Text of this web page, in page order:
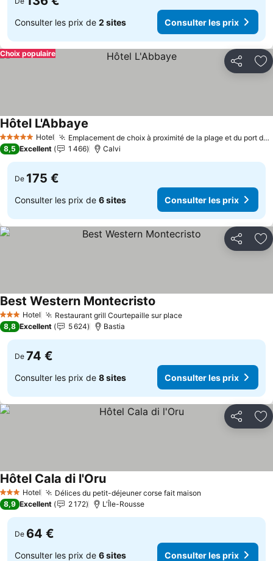
Consulter les prix de 2 sites Consulter les prix
Partager
Choix populaire
5 Étoiles Hotel Emplacement de choix à proximité de la plage et du port de plaisance
Hôtel L'Abbaye
8,5 Excellent 1 466 Calvi
De 175 €
Consulter les prix de 6 sites Consulter les prix
Partager
3 ÉtoilesHotel Restaurant grill Courtepaille sur placeConsulter les prix
Best Western Montecristo
8,8 Excellent 5 624 Bastia
De 74 €
Consulter les prix de 8 sites Consulter les prix
Partager
3 ÉtoilesHotel Délices du petit-déjeuner corse fait maison
Hôtel Cala di l'OruConsulter les prix
8,9 Excellent 2 172 L'Île-Rousse
De 64 €
Consulter les prix de 6 sites Consulter les prix